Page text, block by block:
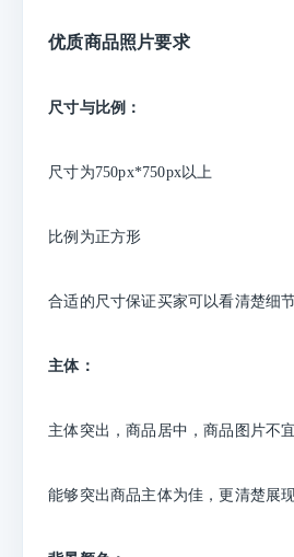
优质商品照片要求
尺寸与比例：
尺寸为750px*750px以上
比例为正方形
合适的尺寸保证买家可以看清楚细
主体：
主体突出，商品居中，商品图片不
能够突出商品主体为佳，更清楚展